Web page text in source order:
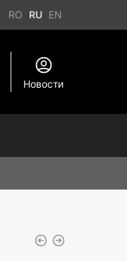
RO RU EN
Новости